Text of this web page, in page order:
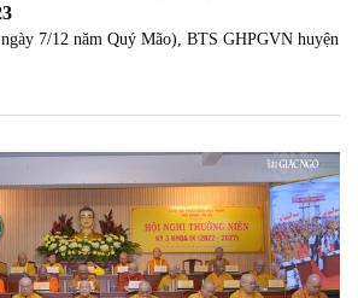
7/12 năm Quý Mão), BTS GHPGVN huyện